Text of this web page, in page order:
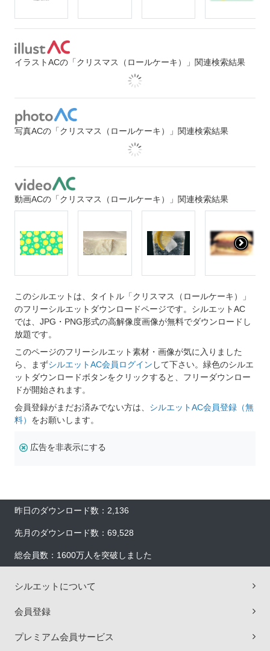
イラストACの「クリスマス（ロールケーキ）」関連検索結果
写真ACの「クリスマス（ロールケーキ）」関連検索結果
動画ACの「クリスマス（ロールケーキ）」関連検索結果
このシルエットは、タイトル「クリスマス（ロールケーキ）」
のフリーシルエットダウンロードページです。シルエットAC
では、JPG・PNG形式の高解像度画像が無料でダウンロードし
放題です。
このページのフリーシルエット素材・画像が気に入りました
ら、まずシルエットAC会員ログイン して下さい。緑色のシルエ
ットダウンロードボタンをクリックすると、フリーダウンロー
ドが開始されます。
会員登録がまだお済みでない方は、 シルエットAC会員登録（無
料） をお願いします。
広告を非表示にする
昨日のダウンロード数：2,136
先月のダウンロード数：69,528
総会員数：1600万人を突破しました
シルエットについて
会員登録
プレミアム会員サービス